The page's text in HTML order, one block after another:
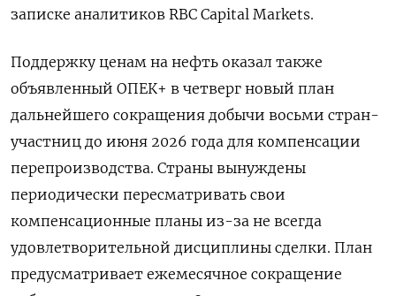
записке аналитиков RBC Capital Markets.
Поддержку ценам на нефть оказал также
объявленный ОПЕК+ в четверг новый план
дальнейшего сокращения добычи восьми стран-
участниц до июня 2026 года для компенсации
перепроизводства. Страны вынуждены
периодически пересматривать свои
компенсационные планы из-за не всегда
удовлетворительной дисциплины сделки. План
предусматривает ежемесячное сокращение